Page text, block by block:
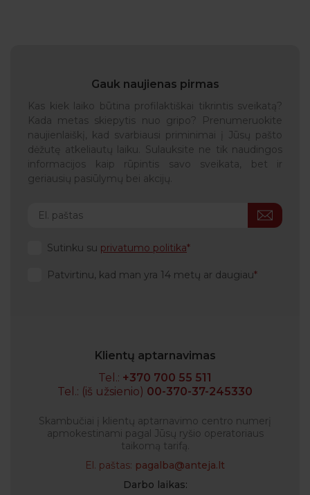
Gauk naujienas pirmas
Kas kiek laiko būtina profilaktiškai tikrintis sveikatą?
Kada metas skiepytis nuo gripo? Prenumeruokite
naujienlaiškį, kad svarbiausi priminimai į Jūsų pašto
dėžutę atkeliautų laiku. Sulauksite ne tik naudingos
informacijos kaip rūpintis savo sveikata, bet ir
geriausių pasiūlymų bei akcijų.
Sutinku su privatumo politika
Patvirtinu, kad man yra 14 metų ar daugiau
Klientų aptarnavimas
Tel.: +370 700 55 511
Tel.: (iš užsienio) 00-370-37-245330
Skambučiai į klientų aptarnavimo centro numerį
apmokestinami pagal Jūsų ryšio operatoriaus
taikomą tarifą.
El. paštas: pagalba@anteja.lt
Darbo laikas: